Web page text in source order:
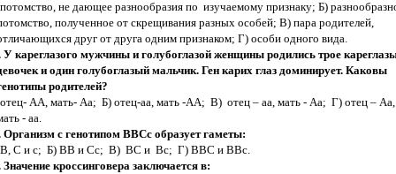
не дающее разнообразия по изучаемому признаку; Б)
полученное от скрещивания разных особей; В) пара родителей,
друг от друга одним признаком; Г) особи одного вида.
У кареглазого мужчины и голубоглазой женщины родились трое
и один голубоглазый мальчик. Ген карих глаз доминирует. Каковы
родителей?
АА, мать- Аа; Б) отец-аа, мать -АА; В) отец – аа, мать - Аа; Г) отец – Аа,
- аа.
Организм с генотипом ВВСс образует гаметы:
С и с; Б) ВВ и Сс; В) ВС и Вс; Г) ВВС и ВВс.
Значение кроссинговера заключается в: